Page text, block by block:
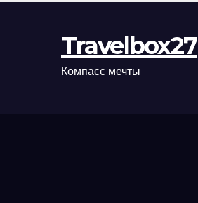
Travelbox27
Компасс мечты